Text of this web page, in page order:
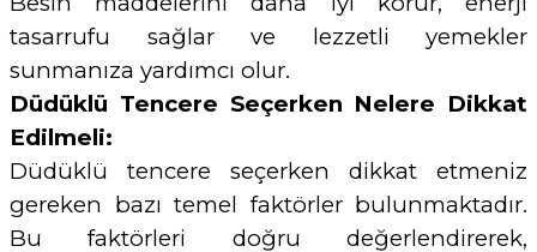
tasarrufu sağlar ve lezzetli yemekler
sunmanıza yardımcı olur.
Düdüklü Tencere Seçerken Nelere Dikkat
Edilmeli:
Düdüklü tencere seçerken dikkat etmeniz
gereken bazı temel faktörler bulunmaktadır.
Bu faktörleri doğru değerlendirerek,